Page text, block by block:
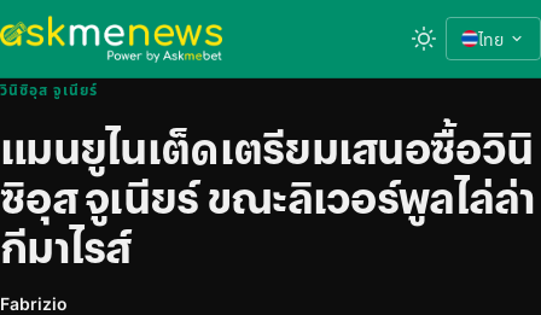
ไทย
วินิซิอุส จูเนียร์
แมนยูไนเต็ดเตรียมเสนอซื้อวินิ
ซิอุส จูเนียร์ ขณะลิเวอร์พูลไล่ล่า
กีมาไรส์
Fabrizio